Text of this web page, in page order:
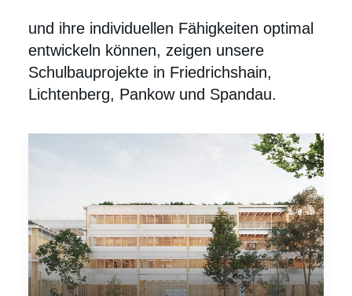
und ihre individuellen Fähigkeiten optimal
entwickeln können, zeigen unsere
Schulbauprojekte in Friedrichshain,
Lichtenberg, Pankow und Spandau.